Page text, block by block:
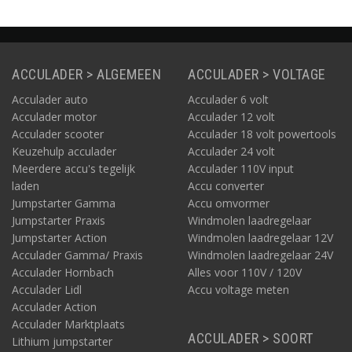
ACCULADER > ALGEMEEN
Acculader auto
Acculader motor
Acculader scooter
Keuzehulp acculader
Meerdere accu's tegelijk
laden
Jumpstarter Gamma
Jumpstarter Praxis
Jumpstarter Action
Acculader Gamma/ Praxis
Acculader Hornbach
Acculader Lidl
Acculader Action
Acculader Marktplaats
Lithium jumpstarter
ACCULADER > VOLTAGE
Acculader 6 volt
Acculader 12 volt
Acculader 18 volt powertools
Acculader 24 volt
Acculader 110V input
Accu converter
Accu omvormer
Windmolen laadregelaar
Windmolen laadregelaar 12V
Windmolen laadregelaar 24V
Alles voor 110V / 120V
Accu voltage meten
ACCULADER > SOORT